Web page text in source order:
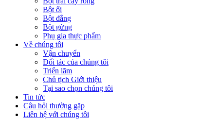
Bột ổi
Bột đắng
Bột gừng
Phụ gia thực phẩm
Về chúng tôi
Vận chuyển
Đối tác của chúng tôi
Triển lãm
Chủ tịch Giới thiệu
Tại sao chọn chúng tôi
Tin tức
Câu hỏi thường gặp
Liên hệ với chúng tôi